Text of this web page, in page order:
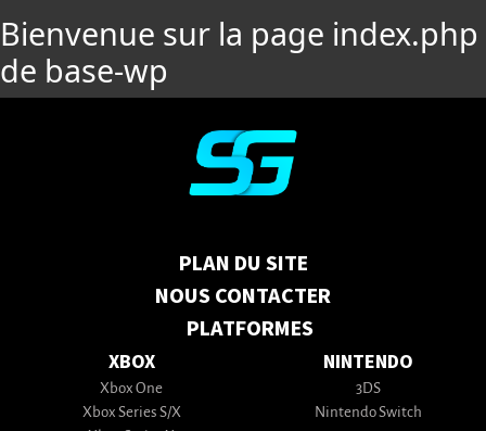
Bienvenue sur la page index.php
de base-wp
PLAN DU SITE
NOUS CONTACTER
PLATFORMES
XBOX
Xbox One
Xbox Series S/X
NINTENDO
3DS
Nintendo Switch